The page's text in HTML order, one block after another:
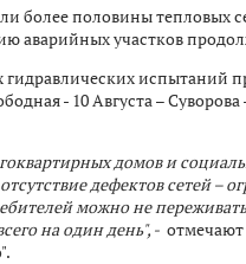
более половины тепловых
аварийных участков
испытаний
- 10 Августа – Суворова
домов и
дефектов сетей –
можно не
на один день", -